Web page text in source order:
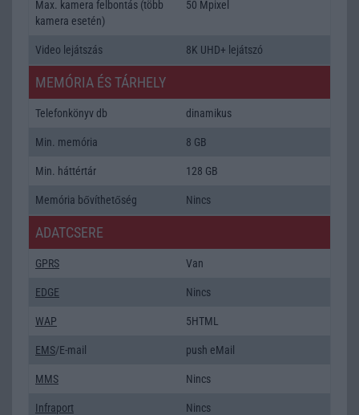
Max. kamera felbontás (több
kamera esetén)
50 Mpixel
Video lejátszás 8K UHD+ lejátszó
MEMÓRIA ÉS TÁRHELY
Telefonkönyv db dinamikus
Min. memória 8 GB
Min. háttértár 128 GB
Memória bővíthetőség Nincs
ADATCSERE
GPRS Van
EDGE Nincs
WAP 5HTML
EMS/E-mail push eMail
MMS Nincs
Infraport Nincs